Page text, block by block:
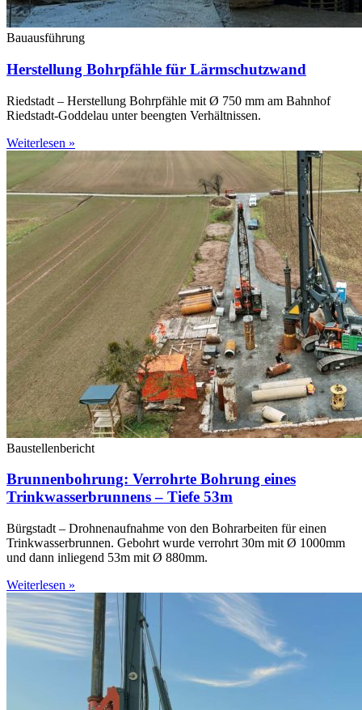
Bauausführung
Herstellung Bohrpfähle für Lärmschutzwand
Riedstadt – Herstellung Bohrpfähle mit Ø 750 mm am Bahnhof
Riedstadt-Goddelau unter beengten Verhältnissen.
Weiterlesen »
Baustellenbericht
Brunnenbohrung: Verrohrte Bohrung eines
Trinkwasserbrunnens – Tiefe 53m
Bürgstadt – Drohnenaufnahme von den Bohrarbeiten für einen
Trinkwasserbrunnen. Gebohrt wurde verrohrt 30m mit Ø 1000mm
und dann inliegend 53m mit Ø 880mm.
Weiterlesen »